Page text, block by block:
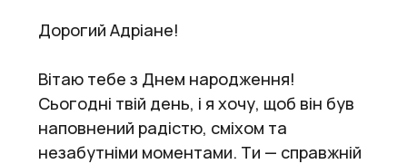
Дорогий Адріане!
Вітаю тебе з Днем народження!
Сьогодні твій день, і я хочу, щоб він був
наповнений радістю, сміхом та
незабутніми моментами. Ти — справжній